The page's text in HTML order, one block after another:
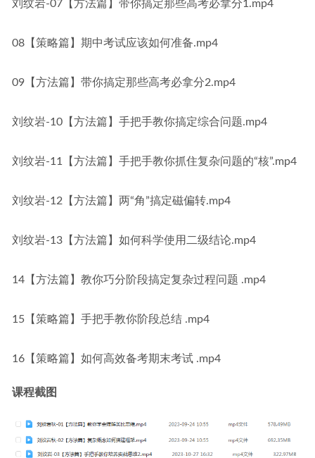
刘纹岩-07【方法篇】带你搞定那些高考必拿分1.mp4
08【策略篇】期中考试应该如何准备.mp4
09【方法篇】带你搞定那些高考必拿分2.mp4
刘纹岩-10【方法篇】手把手教你搞定综合问题.mp4
刘纹岩-11【方法篇】手把手教你抓住复杂问题的“核”.mp4
刘纹岩-12【方法篇】两“角”搞定磁偏转.mp4
刘纹岩-13【方法篇】如何科学使用二级结论.mp4
14【方法篇】教你巧分阶段搞定复杂过程问题 .mp4
15【策略篇】手把手教你阶段总结 .mp4
16【策略篇】如何高效备考期末考试 .mp4
课程截图